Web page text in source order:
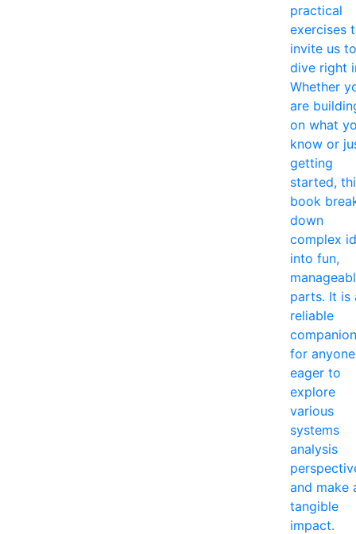
practical
exercises
invite us to
dive right
Whether
are
on what
know or
getting
started,
book
down
complex
into fun,
parts. It is
reliable
companion
for anyone
eager to
explore
various
systems
analysis
and make
tangible
impact.